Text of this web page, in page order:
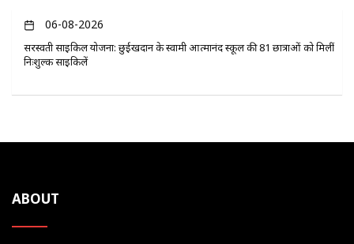
06-08-2026
सरस्वती साइकिल योजना: छुईखदान के स्वामी आत्मानंद स्कूल की 81 छात्राओं को मिलीं
निःशुल्क साइकिलें
ABOUT